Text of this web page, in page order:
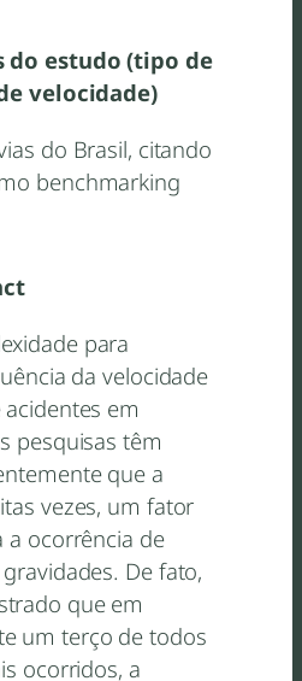
do estudo (tipo de
velocidade)
do Brasil, citando
benchmarking
para
da velocidade
em
pesquisas têm
que a
vezes, um fator
ocorrência de
De fato,
que em
um terço de todos
ocorridos, a